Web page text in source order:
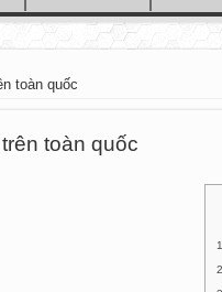
toàn quốc
toàn quốc
1